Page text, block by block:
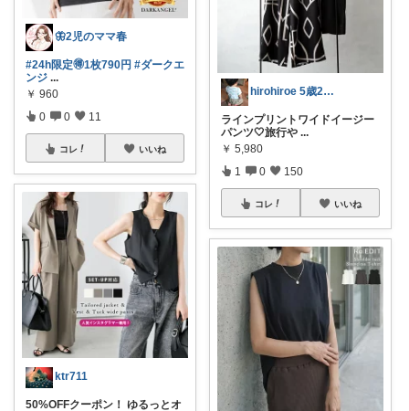
🦋2児のママ春
#24h限定🉐1枚790円 #ダークエ
ンジ ...
￥ 960
0 0 11
コレ いいね
ktr711
50%OFFクーポン！ ゆるっとオ
hirohiroe 5歳2歳👦👧
ラインプリントワイドイージー
パンツ🤍旅行や ...
￥ 5,980
1 0 150
コレ いいね